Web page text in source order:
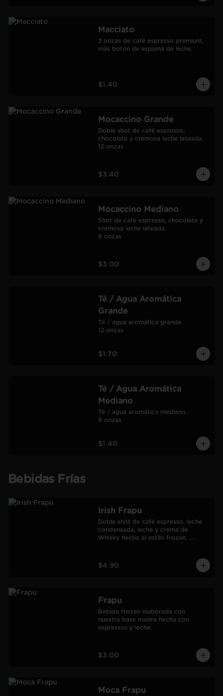
Macciato
2 onzas de café espresso premium,
más botón de espuma de leche.
$1.40
Mocaccino Grande
Doble shot de café espresso,
chocolate y cremosa leche lateada.
12 onzas
$3.40
Mocaccino Mediano
Shot de café espresso, chocolate y
cremosa leche lateada.
9 onzas
$3.00
Té / Agua Aromática
Grande
Té / agua aromática grande.
12 onzas
$1.70
Té / Agua Aromática
Mediano
Té / agua aromática mediano.
9 onzas
$1.40
Bebidas Frías
Irish Frapu
Doble shot de café espresso, leche
condensada, leche y crema de
Whisky hecho al estilo frozen.
$4.90
Frapu
Bebida frozen elaborada con
nuestra base madre hecha con
espressos y leche.
$3.00
Moca Frapu